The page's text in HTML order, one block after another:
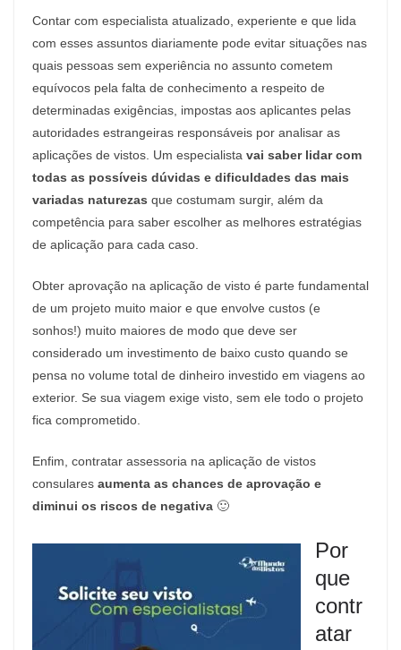
Contar com especialista atualizado, experiente e que lida
com esses assuntos diariamente pode evitar situações nas
quais pessoas sem experiência no assunto cometem
equívocos pela falta de conhecimento a respeito de
determinadas exigências, impostas aos aplicantes pelas
autoridades estrangeiras responsáveis por analisar as
aplicações de vistos. Um especialista vai saber lidar com
todas as possíveis dúvidas e dificuldades das mais
variadas naturezas que costumam surgir, além da
competência para saber escolher as melhores estratégias
de aplicação para cada caso.
Obter aprovação na aplicação de visto é parte fundamental
de um projeto muito maior e que envolve custos (e
sonhos!) muito maiores de modo que deve ser
considerado um investimento de baixo custo quando se
pensa no volume total de dinheiro investido em viagens ao
exterior. Se sua viagem exige visto, sem ele todo o projeto
fica comprometido.
Enfim, contratar assessoria na aplicação de vistos
consulares aumenta as chances de aprovação e
diminui os riscos de negativa 🙂
Por
que
contr
atar